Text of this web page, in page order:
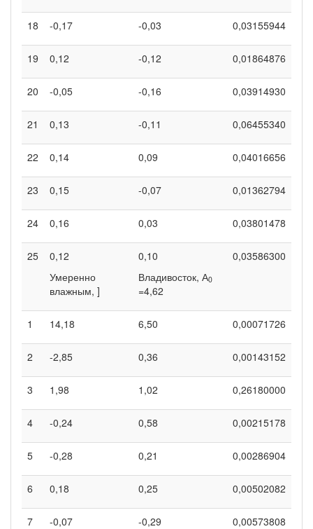
18 -0,17 -0,03 0,03155944
19 0,12 -0,12 0,01864876
20 -0,05 -0,16 0,03914930
21 0,13 -0,11 0,06455340
22 0,14 0,09 0,04016656
23 0,15 -0,07 0,01362794
24 0,16 0,03 0,03801478
25
0,12
Умеренно
влажным, ]
0,10
Владивосток, А0
=4,62
0,03586300
1 14,18 6,50 0,00071726
2 -2,85 0,36 0,00143152
3 1,98 1,02 0,26180000
4 -0,24 0,58 0,00215178
5 -0,28 0,21 0,00286904
6 0,18 0,25 0,00502082
7 -0,07 -0,29 0,00573808